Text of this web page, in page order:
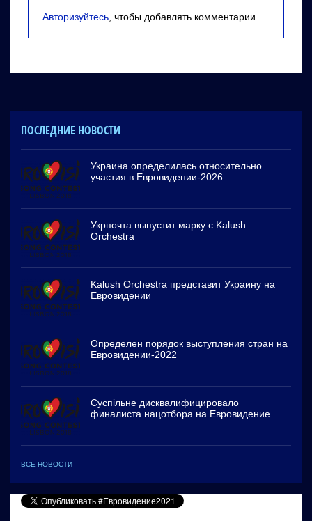
Авторизуйтесь , чтобы добавлять комментарии
ПОСЛЕДНИЕ НОВОСТИ
Украина определилась относительно
участия в Евровидении-2026
Укрпочта выпустит марку с Kalush
Orchestra
Kalush Orchestra представит Украину на
Евровидении
Определен порядок выступления стран на
Евровидении-2022
Суспільне дисквалифицировало
финалиста нацотбора на Евровидение
ВСЕ НОВОСТИ